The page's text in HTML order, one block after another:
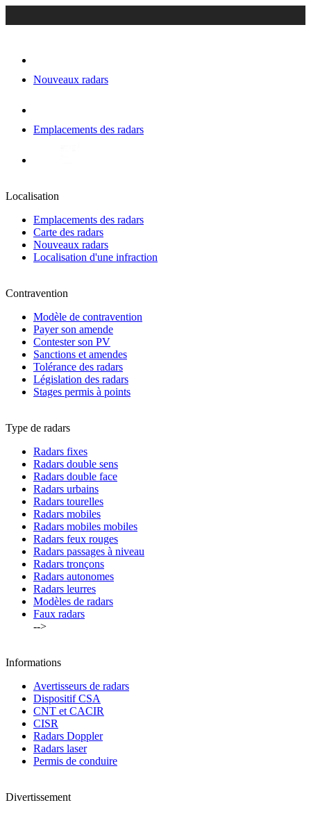
Nouveaux radars
Emplacements des radars
Localisation
Emplacements des radars
Carte des radars
Nouveaux radars
Localisation d'une infraction
Contravention
Modèle de contravention
Payer son amende
Contester son PV
Sanctions et amendes
Tolérance des radars
Législation des radars
Stages permis à points
Type de radars
Radars fixes
Radars double sens
Radars double face
Radars urbains
Radars tourelles
Radars mobiles
Radars mobiles mobiles
Radars feux rouges
Radars passages à niveau
Radars tronçons
Radars autonomes
Radars leurres
Modèles de radars
Faux radars
-->
Informations
Avertisseurs de radars
Dispositif CSA
CNT et CACIR
CISR
Radars Doppler
Radars laser
Permis de conduire
Divertissement